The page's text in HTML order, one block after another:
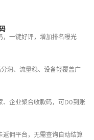
，一键好评，增加排名曝光
润、流量稳、设备轻覆盖广
、企业聚合收款码，可D0到账
返佣平台，无需查询自动结算